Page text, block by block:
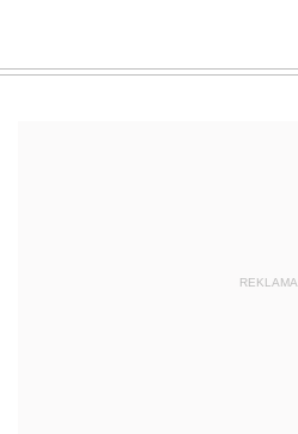
REKLAMA